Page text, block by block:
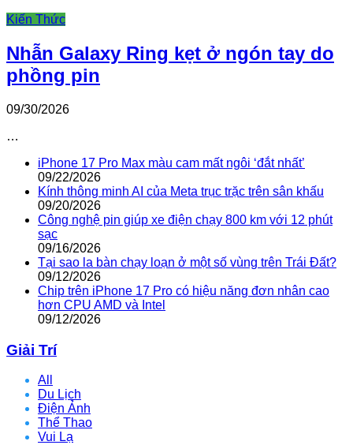
Kiến Thức
Nhẫn Galaxy Ring kẹt ở ngón tay do
phồng pin
09/30/2026
…
iPhone 17 Pro Max màu cam mất ngôi ‘đắt nhất’
09/22/2026
Kính thông minh AI của Meta trục trặc trên sân khấu
09/20/2026
Công nghệ pin giúp xe điện chạy 800 km với 12 phút
sạc
09/16/2026
Tại sao la bàn chạy loạn ở một số vùng trên Trái Đất?
09/12/2026
Chip trên iPhone 17 Pro có hiệu năng đơn nhân cao
hơn CPU AMD và Intel
09/12/2026
Giải Trí
All
Du Lịch
Điện Ảnh
Thể Thao
Vui Lạ